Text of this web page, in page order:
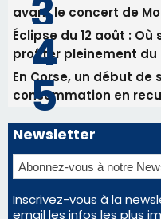
Inscrivez-vous à la
email les infos les plus
nos meilleurs articles
Régie publicitaire